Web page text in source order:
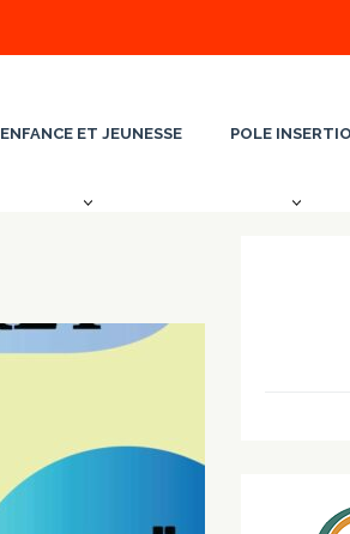
ENFANCE ET JEUNESSE POLE